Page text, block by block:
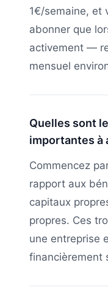
1€/semaine, et
abonner que
activement —
mensuel
Quelles sont
importantes à
Commencez
rapport aux
capitaux
propres. Ces
une entreprise
financièrement